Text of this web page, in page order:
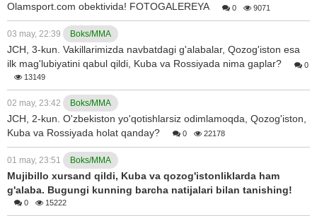
Olamsport.com obektivida! FOTOGALEREYA
0 9071
03 may, 22:39 Boks/MMA
JCH, 3-kun. Vakillarimizda navbatdagi g'alabalar, Qozog'iston esa
ilk mag'lubiyatini qabul qildi, Kuba va Rossiyada nima gaplar?
0
13149
02 may, 23:42 Boks/MMA
JCH, 2-kun. O'zbekiston yo'qotishlarsiz odimlamoqda, Qozog'iston,
Kuba va Rossiyada holat qanday?
0 22178
01 may, 23:51 Boks/MMA
Mujibillo xursand qildi, Kuba va qozog'istonliklarda ham
g'alaba. Bugungi kunning barcha natijalari bilan tanishing!
0 15222